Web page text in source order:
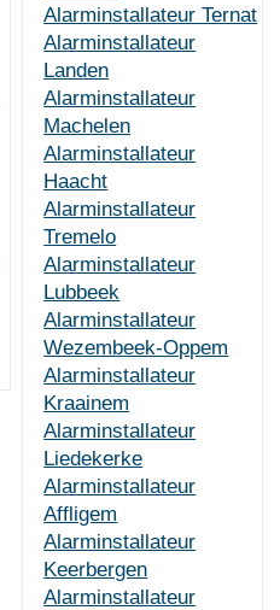
Alarminstallateur Ternat
Alarminstallateur
Landen
Alarminstallateur
Machelen
Alarminstallateur
Haacht
Alarminstallateur
Tremelo
Alarminstallateur
Lubbeek
Alarminstallateur
Wezembeek-Oppem
Alarminstallateur
Kraainem
Alarminstallateur
Liedekerke
Alarminstallateur
Affligem
Alarminstallateur
Keerbergen
Alarminstallateur